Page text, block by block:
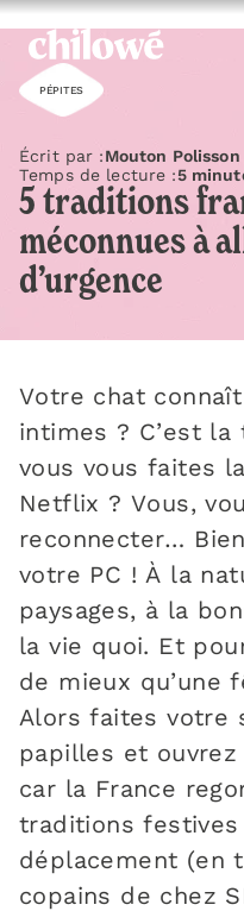
PÉPITES
Écrit par :Mouton Polisson
Temps de lecture :5
5 traditions
méconnues à
d’urgence
Votre chat
intimes ? C’est
vous vous faites
Netflix ? Vous,
reconnecter…
votre PC ! À la
paysages, à la
la vie quoi. Et
de mieux qu’une
Alors faites votre
papilles et
car la France
traditions
déplacement (en
copains de chez